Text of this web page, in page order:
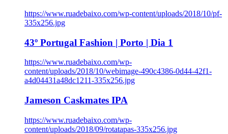
https://www.ruadebaixo.com/wp-content/uploads/2018/10/pf-
335x256.jpg
43º Portugal Fashion | Porto | Dia 1
https://www.ruadebaixo.com/wp-
content/uploads/2018/10/webimage-490c4386-0d44-42f1-
a4d04431a48dc1211-335x256.jpg
Jameson Caskmates IPA
https://www.ruadebaixo.com/wp-
content/uploads/2018/09/rotatapas-335x256.jpg